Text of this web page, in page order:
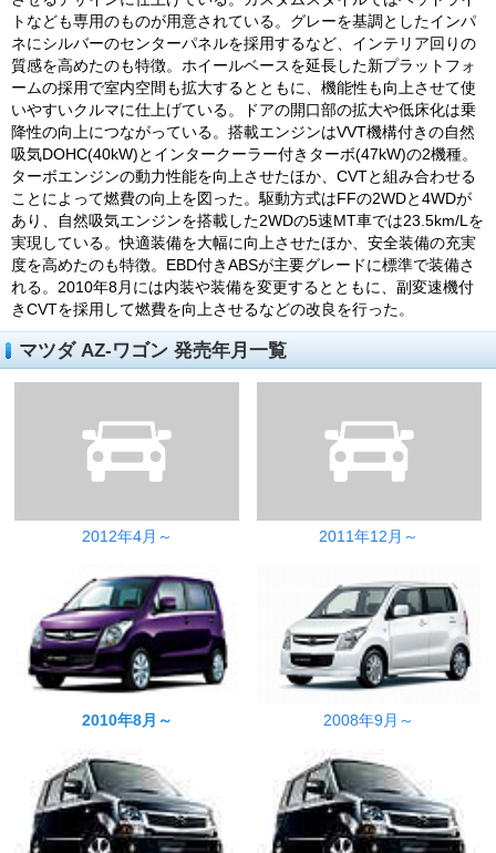
トなども専用のものが用意されている。グレーを基調としたインパ
ネにシルバーのセンターパネルを採用するなど、インテリア回りの
質感を高めたのも特徴。ホイールベースを延長した新プラットフォ
ームの採用で室内空間も拡大するとともに、機能性も向上させて使
いやすいクルマに仕上げている。ドアの開口部の拡大や低床化は乗
降性の向上につながっている。搭載エンジンはVVT機構付きの自然
吸気DOHC(40kW)とインタークーラー付きターボ(47kW)の2機種。
ターボエンジンの動力性能を向上させたほか、CVTと組み合わせる
ことによって燃費の向上を図った。駆動方式はFFの2WDと4WDが
あり、自然吸気エンジンを搭載した2WDの5速MT車では23.5km/Lを
実現している。快適装備を大幅に向上させたほか、安全装備の充実
度を高めたのも特徴。EBD付きABSが主要グレードに標準で装備さ
れる。2010年8月には内装や装備を変更するとともに、副変速機付
きCVTを採用して燃費を向上させるなどの改良を行った。
マツダ AZ-ワゴン 発売年月一覧
2012年4月～ 2011年12月～
2010年8月～ 2008年9月～